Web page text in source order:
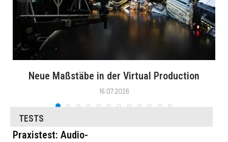
Neue Maßstäbe in der Virtual Production
16.07.2026
TESTS
Praxistest: Audio-